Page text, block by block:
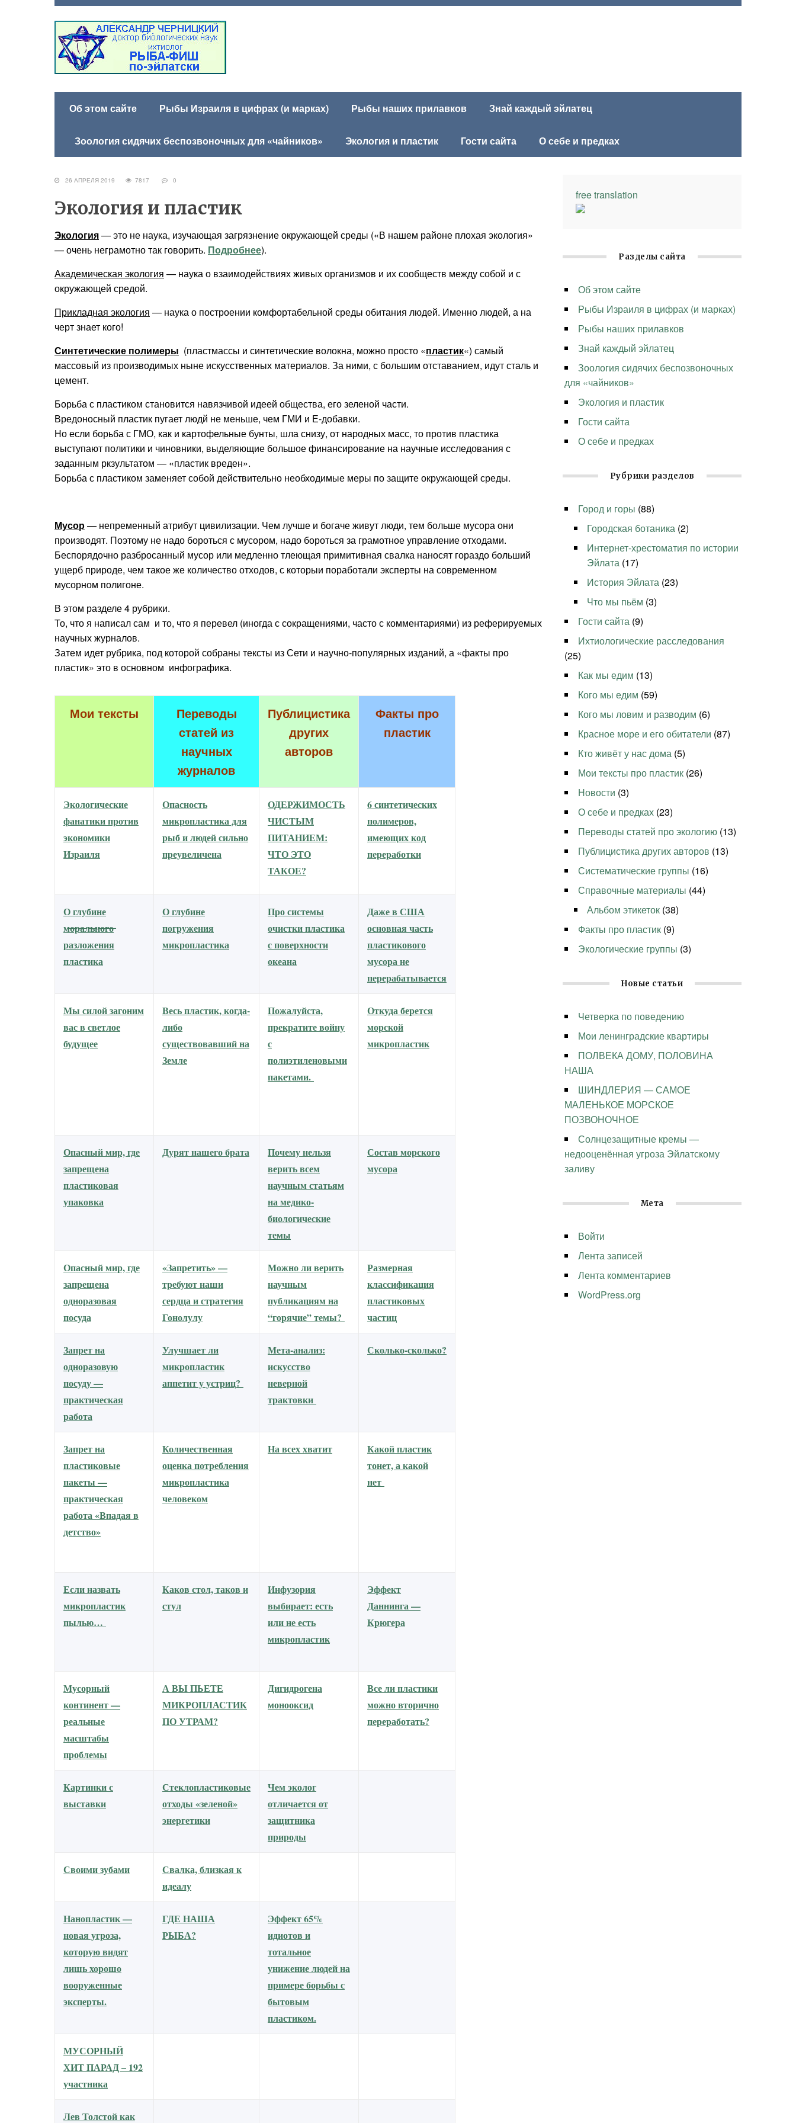
Об этом сайте Рыбы Израиля в цифрах (и марках) Рыбы наших прилавков Знай каждый эйлатец
Зоология сидячих беспозвоночных для «чайников» Экология и пластик Гости сайта О себе и предках
26 АПРЕЛЯ 2019 7817 0
Экология и пластик
Экология— это не наука, изучающая загрязнение окружающей среды («В нашем районе плохая экология»
— очень неграмотно так говорить. Подробнее).
Академическая экология — наука о взаимодействиях живых организмов и их сообществ между собой и с
окружающей средой.
Прикладная экология — наука о построении комфортабельной среды обитания людей. Именно людей, а на
черт знает кого!
Синтетические полимеры (пластмассы и синтетические волокна, можно просто «пластик«) самый
массовый из производимых ныне искусственных материалов. За ними, с большим отставанием, идут сталь и
цемент.
Борьба с пластиком становится навязчивой идеей общества, его зеленой части.
Вредоносный пластик пугает людй не меньше, чем ГМИ и Е-добавки.
Но если борьба с ГМО, как и картофельные бунты, шла снизу, от народных масс, то против пластика
выступают политики и чиновники, выделяющие большое финансирование на научные исследования с
заданным ркзультатом — «пластик вреден».
Борьба с пластиком заменяет собой действительно необходимые меры по защите окружающей среды.
Мусор— непременный атрибут цивилизации. Чем лучше и богаче живут люди, тем больше мусора они
производят. Поэтому не надо бороться с мусором, надо бороться за грамотное управление отходами.
Беспорядочно разбросанный мусор или медленно тлеющая примитивная свалка наносят гораздо больший
ущерб природе, чем такое же количество отходов, с которыи поработали эксперты на современном
мусорном полигоне.
В этом разделе 4 рубрики.
То, что я написал сам и то, что я перевел (иногда с сокращениями, часто с комментариями) из реферируемых
научных журналов.
Затем идет рубрика, под которой собраны тексты из Сети и научно-популярных изданий, а «факты про
пластик» это в основном инфографика.
Мои тексты
Переводы
статей из
научных
журналов
Публицистика
других
авторов
Факты про
пластик
Экологические
фанатики против
экономики
Израиля
Опасность
микропластика для
рыб и людей сильно
преувеличена
ОДЕРЖИМОСТЬ
ЧИСТЫМ
ПИТАНИЕМ:
ЧТО ЭТО
ТАКОЕ?
6 синтетических
полимеров,
имеющих код
переработки
О глубине
м̶о̶р̶а̶л̶ь̶н̶о̶г̶о̶
разложения
пластика
О глубине
погружения
микропластика
Про системы
очистки пластика
с поверхности
океана
Даже в США
основная часть
пластикового
мусора не
перерабатывается
Мы силой загоним
вас в светлое
будущее
Весь пластик, когда-
либо
существовавший на
Земле
Пожалуйста,
прекратите войну
с
полиэтиленовыми
пакетами.
Откуда берется
морской
микропластик
Опасный мир, где
запрещена
пластиковая
упаковка
Дурят нашего брата
Почему нельзя
верить всем
научным статьям
на медико-
биологические
темы
Состав морского
мусора
Опасный мир, где
запрещена
одноразовая
посуда
«Запретить» —
требуют наши
сердца и стратегия
Гонолулу
Можно ли верить
научным
публикациям на
“горячие” темы?
Размерная
классификация
пластиковых
частиц
Запрет на
одноразовую
посуду —
практическая
работа
Улучшает ли
микропластик
аппетит у устриц?
Мета-анализ:
искусство
неверной
трактовки
Сколько-сколько?
Запрет на
пластиковые
пакеты —
практическая
работа «Впадая в
детство»
Количественная
оценка потребления
микропластика
человеком
На всех хватит
Какой пластик
тонет, а какой
нет
Если назвать
микропластик
пылью…
Каков стол, таков и
стул
Инфузория
выбирает: есть
или не есть
микропластик
Эффект
Даннинга —
Крюгера
Мусорный
континент —
реальные
масштабы
проблемы
А ВЫ ПЬЕТЕ
МИКРОПЛАСТИК
ПО УТРАМ?
Дигидрогена
монооксид
Все ли пластики
можно вторично
переработать?
Картинки с
выставки
Стеклопластиковые
отходы «зеленой»
энергетики
Чем эколог
отличается от
защитника
природы
Своими зубами
Свалка, близкая к
идеалу
Нанопластик —
новая угроза,
которую видят
лишь хорошо
вооруженные
эксперты.
ГДЕ НАША
РЫБА?
Эффект 65%
идиотов и
тотальное
унижение людей на
примере борьбы с
бытовым
пластиком.
МУСОРНЫЙ
ХИТ ПАРАД – 192
участника
Лев Толстой как
free translation
Разделы сайта
Об этом сайте
Рыбы Израиля в цифрах (и марках)
Рыбы наших прилавков
Знай каждый эйлатец
Зоология сидячих беспозвоночных
для «чайников»
Экология и пластик
Гости сайта
О себе и предках
Рубрики разделов
Город и горы (88)
Городская ботаника (2)
Интернет-хрестоматия по истории
Эйлата (17)
История Эйлата (23)
Что мы пьём (3)
Гости сайта (9)
Ихтиологические расследования
(25)
Как мы едим (13)
Кого мы едим (59)
Кого мы ловим и разводим (6)
Красное море и его обитатели (87)
Кто живёт у нас дома (5)
Мои тексты про пластик (26)
Новости (3)
О себе и предках (23)
Переводы статей про экологию (13)
Публицистика других авторов (13)
Систематические группы (16)
Справочные материалы (44)
Альбом этикеток (38)
Факты про пластик (9)
Экологические группы (3)
Новые статьи
Четверка по поведению
Мои ленинградские квартиры
ПОЛВЕКА ДОМУ, ПОЛОВИНА
НАША
ШИНДЛЕРИЯ — САМОЕ
МАЛЕНЬКОЕ МОРСКОЕ
ПОЗВОНОЧНОЕ
Солнцезащитные кремы —
недооценённая угроза Эйлатскому
заливу
Мета
Войти
Лента записей
Лента комментариев
WordPress.org